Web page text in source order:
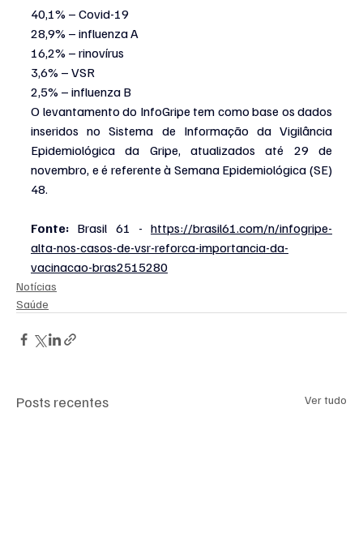
40,1% – Covid-19
28,9% – influenza A
16,2% – rinovírus
3,6% – VSR
2,5% – influenza B
O levantamento do InfoGripe tem como base os dados
inseridos no Sistema de Informação da Vigilância
Epidemiológica da Gripe, atualizados até 29 de
novembro, e é referente à Semana Epidemiológica (SE)
48.
Fonte: Brasil 61 - https://brasil61.com/n/infogripe-
alta-nos-casos-de-vsr-reforca-importancia-da-
vacinacao-bras2515280
Notícias
Saúde
Posts recentes Ver tudo